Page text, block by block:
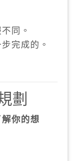
同。
完成的。
劃
解你的想